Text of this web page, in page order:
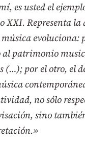
es usted el
XXI. Representa
evoluciona:
al patrimonio
(…); por el otro, el
no sólo
sino